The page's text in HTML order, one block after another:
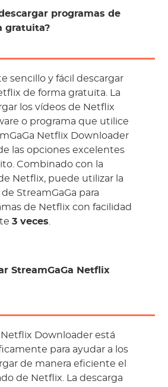
programas de
gratuita?
sencillo y fácil descargar
de forma gratuita. La
los vídeos de Netflix
o programa que utilice
Netflix Downloader
las opciones excelentes
Combinado con la
Netflix, puede utilizar la
de StreamGaGa para
de Netflix con facilidad
3 veces
StreamGaGa Netflix
Netflix Downloader está
para ayudar a los
de manera eficiente el
de Netflix. La descarga